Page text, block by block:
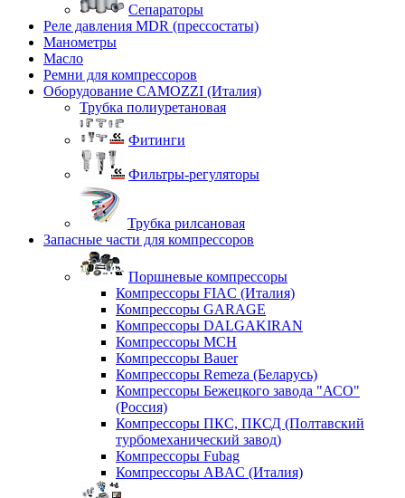
Сепараторы
Реле давления MDR (прессостаты)
Манометры
Масло
Ремни для компрессоров
Оборудование CAMOZZI (Италия)
Трубка полиуретановая
Фитинги
Фильтры-регуляторы
Трубка рилсановая
Запасные части для компрессоров
Поршневые компрессоры
Компрессоры FIAC (Италия)
Компрессоры GARAGE
Компрессоры DALGAKIRAN
Компрессоры MCH
Компрессоры Bauer
Компрессоры Remeza (Беларусь)
Компрессоры Бежецкого завода "АСО"
(Россия)
Компрессоры ПКС, ПКСД (Полтавский
турбомеханический завод)
Компрессоры Fubag
Компрессоры ABAC (Италия)